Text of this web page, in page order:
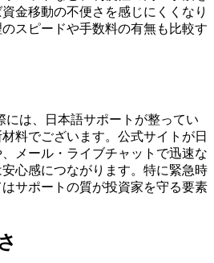
金移動の不便さを感じにくくなり
スピードや手数料の有無も比較す
には、日本語サポートが整ってい
料でございます。公式サイトが日
メール・ライブチャットで迅速な
心感につながります。特に緊急時
サポートの質が投資家を守る要素